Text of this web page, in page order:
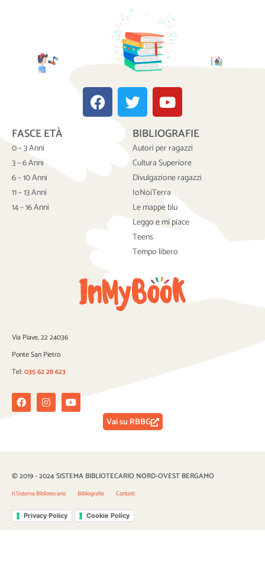
F
a
c
T
w
i
t
t
e
r
Y
o
u
t
u
b
e
FASCE ETÀ
0 – 3 Anni
3 – 6 Anni
6 – 10 Anni
11 – 13 Anni
14 – 16 Anni
BIBLIOGRAFIE
Autori per ragazzi
Cultura Superiore
Divulgazione ragazzi
IoNoiTerra
Le mappe blu
Leggo e mi piace
Teens
Tempo libero
Via Piave, 22 24036
Ponte San Pietro
Tel:035 62 28 623
FacebookInstagramYoutube
Vai su RBBG
© 2019 - 2024 SISTEMA BIBLIOTECARIO NORD-OVEST BERGAMO
Il Sistema Bibliotecario Bibliografie Contatti
Privacy Policy Cookie Policy